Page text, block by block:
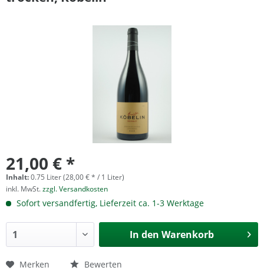
21,00 € *
Inhalt:0.75 Liter (28,00 € * / 1 Liter)
inkl. MwSt.zzgl. Versandkosten
Sofort versandfertig, Lieferzeit ca. 1-3 Werktage
In den Warenkorb
Merken Bewerten